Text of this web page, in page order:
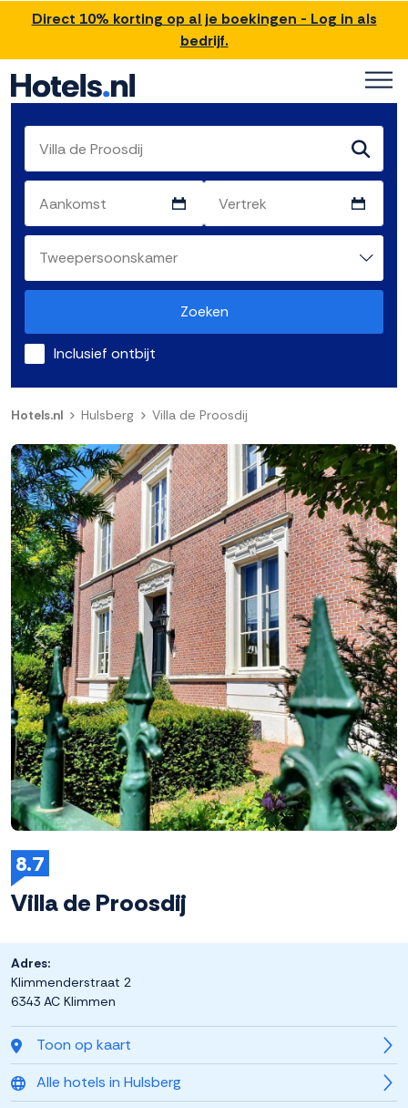
Direct 10% korting op al je boekingen - Log in als
bedrijf.
Zoeken
Inclusief ontbijt
Hotels.nl Hulsberg Villa de Proosdij
8.7
Villa de Proosdij
Toon op kaart
Alle hotels in Hulsberg
Adres:
Klimmenderstraat 2
6343 AC Klimmen